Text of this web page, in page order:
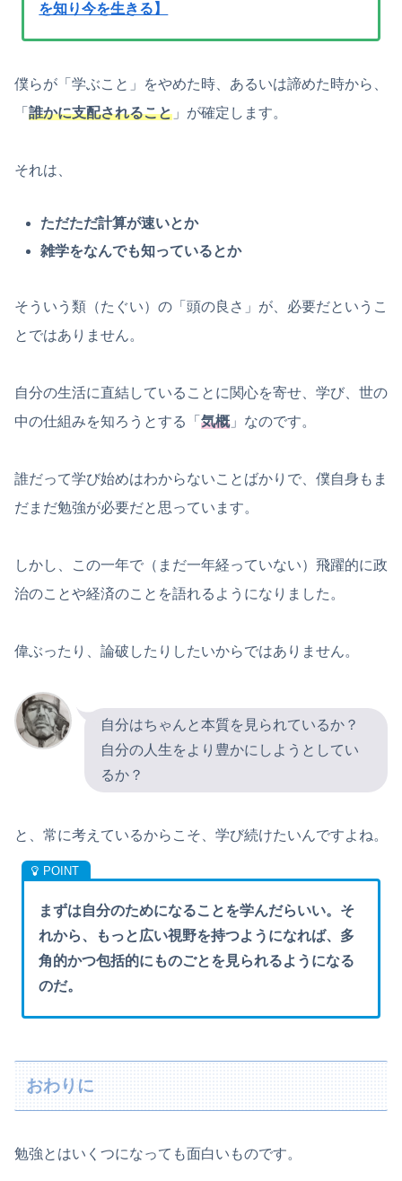
を知り今を生きる】
僕らが「学ぶこと」をやめた時、あるいは諦めた時から、
「 誰かに支配されること 」が確定します。
それは、
ただただ計算が速いとか
雑学をなんでも知っているとか
そういう類（たぐい）の「頭の良さ」が、必要だというこ
とではありません。
自分の生活に直結していることに関心を寄せ、学び、世の
中の仕組みを知ろうとする「 気概」なのです。
誰だって学び始めはわからないことばかりで、僕自身もま
だまだ勉強が必要だと思っています。
しかし、この一年で（まだ一年経っていない）飛躍的に政
治のことや経済のことを語れるようになりました。
偉ぶったり、論破したりしたいからではありません。
自分はちゃんと本質を見られているか？
自分の人生をより豊かにしようとしてい
るか？
と、常に考えているからこそ、学び続けたいんですよね。
まずは自分のためになることを学んだらいい。そ
れから、もっと広い視野を持つようになれば、多
角的かつ包括的にものごとを見られるようになる
のだ。
おわりに
勉強とはいくつになっても面白いものです。